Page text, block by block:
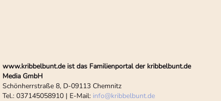
www.kribbelbunt.de ist das Familienportal der kribbelbunt.de
Media GmbH
Schönherrstraße 8, D-09113 Chemnitz
Tel.: 037145058910 | E-Mail: info@kribbelbunt.de